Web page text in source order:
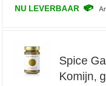
NU LEVERBAAR
Spice
Komijn,